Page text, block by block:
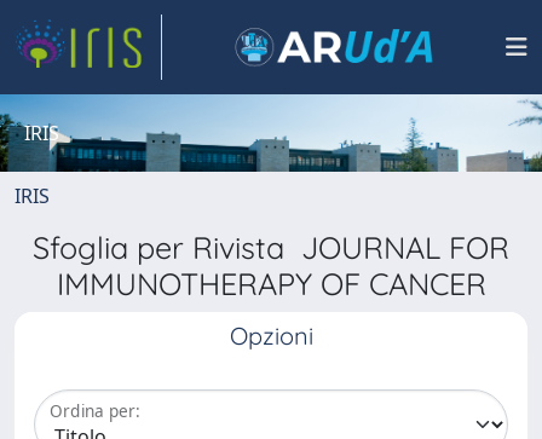
IRIS
IRIS
Sfoglia per Rivista JOURNAL FOR
IMMUNOTHERAPY OF CANCER
Opzioni
Ordina per: